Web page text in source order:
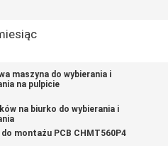
maszyna do wybierania i
na pulpicie
na biurko do wybierania i
montażu PCB CHMT560P4